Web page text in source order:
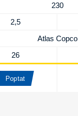
230
2,5
Atlas Copco
26
Poptat